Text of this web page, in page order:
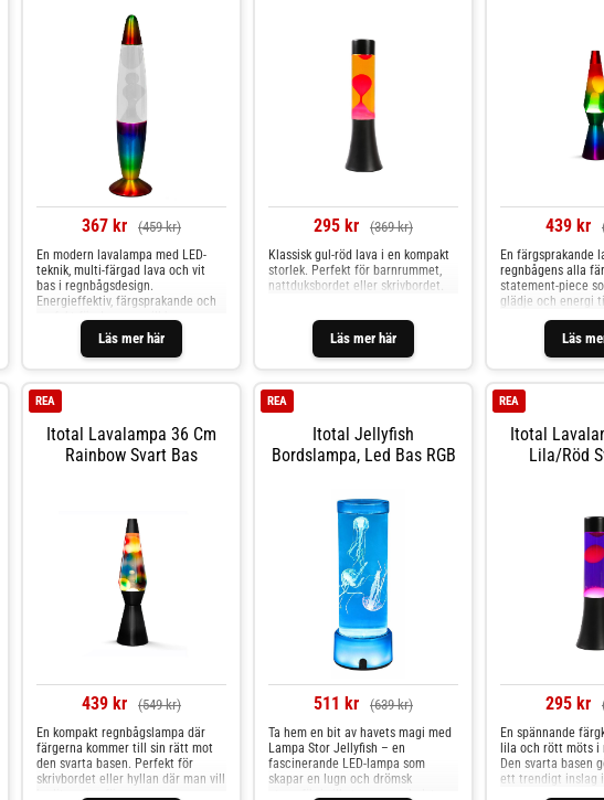
367 kr (459 kr)
Läs mer här
En modern lavalampa med LED-
teknik, multi-färgad lava och vit
bas i regnbågsdesign.
Energieffektiv, färgsprakande och
modern twist på retroklassikern.
295 kr (369 kr)
Läs mer här
Klassisk gul-röd lava i en kompakt
storlek. Perfekt för barnrummet,
nattduksbordet eller skrivbordet.
439 kr
Läs
En färgsprakande
regnbågens alla
statement-piece
glädje och energi
Itotal Lavalampa 36 Cm
Rainbow Svart Bas
REA
439 kr (549 kr)
En kompakt regnbågslampa där
färgerna kommer till sin rätt mot
den svarta basen. Perfekt för
skrivbordet eller hyllan där man vill
Itotal Jellyfish
Bordslampa, Led Bas RGB
REA
511 kr (639 kr)
Ta hem en bit av havets magi med
Lampa Stor Jellyfish – en
fascinerande LED-lampa som
skapar en lugn och drömsk
Itotal
Lila/röd
REA
295 kr
En spännande
lila och rött möts i
Den svarta basen
ett trendigt inslag i